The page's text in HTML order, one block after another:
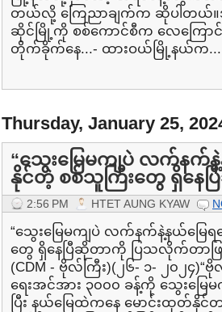
တယ်လို့ ကြေညာချက်က ဆိုပါတယ်။ဒါ့
ဆိုင်မြို့ကို စစ်ကောင်စီက လေကြောင်
တိုက်ခိုက်နေ...- ထားဝယ်မြို့နယ်က...
Thursday, January 25,
“သွေးမြေမကျပဲ လက်နက်
နိုင်တဲ့ စစ်သူကြီးတွေ ရှိနေပ
2:56 PM HTET AUNG KYAW
“သွေးမြေမကျပဲ လက်နက်နဲ့နယ်မြ
တွေ ရှိနေပြီဆိုတာကို ပြသလိုက်တာ
(CDM - ဗိုလ်ကြီး)(၂၆- ၁- ၂၀၂၄
ရေးအင်အား ၃၀၀၀ ခန့်ကို သွေးမ
ပြီး နယ်မြေထဲကနေ မောင်းထုတ်